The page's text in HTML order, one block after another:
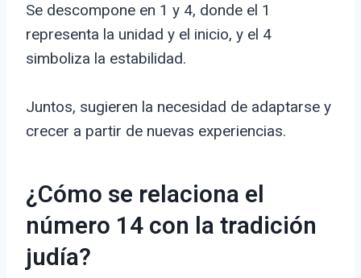
Se descompone en 1 y 4, donde el 1
representa la unidad y el inicio, y el 4
simboliza la estabilidad.
Juntos, sugieren la necesidad de adaptarse y
crecer a partir de nuevas experiencias.
¿Cómo se relaciona el
número 14 con la tradición
judía?